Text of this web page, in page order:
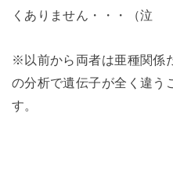
くありません・・・（泣
※以前から両者は亜種関係
の分析で遺伝子が全く違う
す。